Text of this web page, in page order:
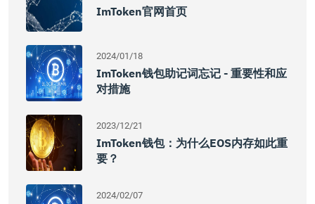
ImToken官网首页
2024/01/18
ImToken钱包助记词忘记 - 重要性和应
对措施
2023/12/21
ImToken钱包：为什么EOS内存如此重
要？
2024/02/07